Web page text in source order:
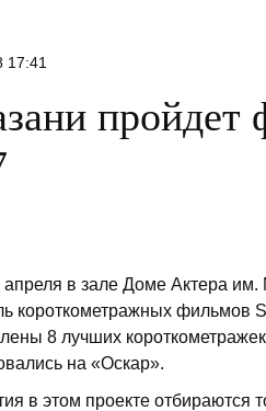
17:41
пройдет
апреля в зале Доме Актера
короткометражных фильмов
8 лучших
на «Оскар».
в этом проекте отбираются